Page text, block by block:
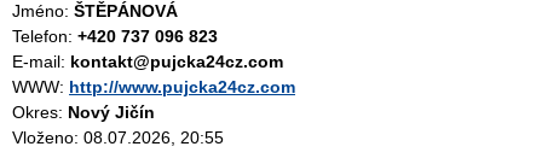
Jméno: ŠTĚPÁNOVÁ
Telefon: +420 737 096 823
E-mail: kontakt@pujcka24cz.com
WWW: http://www.pujcka24cz.com
Okres: Nový Jičín
Vloženo: 08.07.2026, 20:55